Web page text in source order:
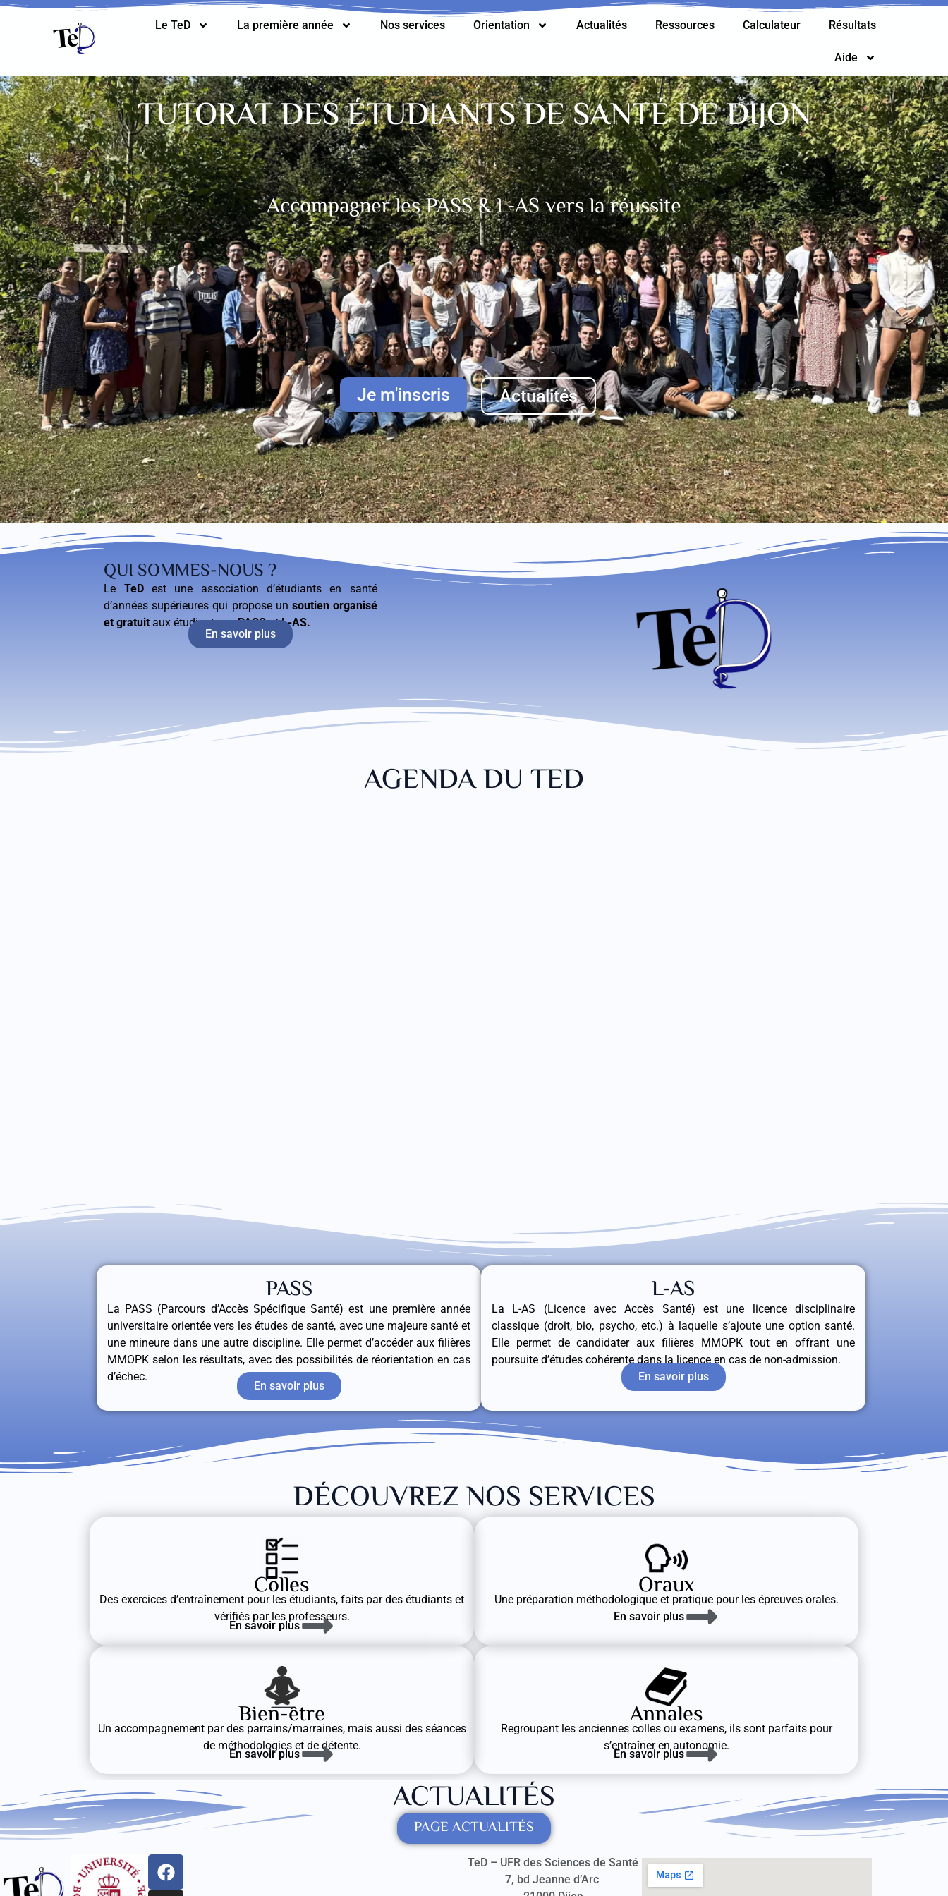
Le TeD La première année Nos services Orientation Actualités Ressources Calculateur Résultats
Aide
TUTORAT DES ÉTUDIANTS DE SANTÉ DE DIJON
Accompagner les PASS & L-AS vers la réussite
Je m'inscris Actualités
QUI SOMMES-NOUS ?
Le TeDest une association d’étudiants en santé
d’années supérieures qui propose un soutien organisé
et gratuit aux étudiants enPASS et L-AS.
En savoir plus
AGENDA DU TED
PASS
La PASS (Parcours d’Accès Spécifique Santé) est une première année
universitaire orientée vers les études de santé, avec une majeure santé et
une mineure dans une autre discipline. Elle permet d’accéder aux filières
MMOPK selon les résultats, avec des possibilités de réorientation en cas
d’échec.
En savoir plus
L-AS
La L-AS (Licence avec Accès Santé) est une licence disciplinaire
classique (droit, bio, psycho, etc.) à laquelle s’ajoute une option santé.
Elle permet de candidater aux filières MMOPK tout en offrant une
poursuite d’études cohérente dans la licence en cas de non-admission.
En savoir plus
DÉCOUVREZ NOS SERVICES
Colles
Des exercices d’entraînement pour les étudiants, faits par des étudiants et
vérifiés par les professeurs.
En savoir plus
Oraux
Une préparation méthodologique et pratique pour les épreuves orales.
En savoir plus
Bien-être
Un accompagnement par des parrains/marraines, mais aussi des séances
de méthodologies et de détente.
En savoir plus
Annales
Regroupant les anciennes colles ou examens, ils sont parfaits pour
s’entraîner en autonomie.
En savoir plus
ACTUALITÉS
PAGE ACTUALITÉS
TeD – UFR des Sciences de Santé
7, bd Jeanne d’Arc